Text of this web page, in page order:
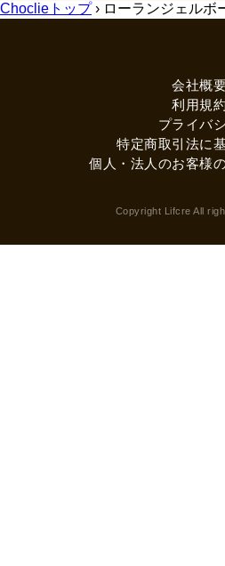
Choclieトップ› ローランジェルボ
会社概
利用規約
プライバ
特定商取引法に
個人・法人のお客様